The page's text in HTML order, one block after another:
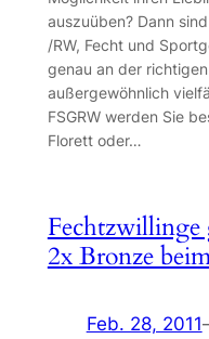
auszuüben? Dann
/RW, Fecht und
genau an der
außergewöhnlich
FSGRW werden Sie
Florett oder…
Fechtzwillinge
2x Bronze
Feb. 28, 2011